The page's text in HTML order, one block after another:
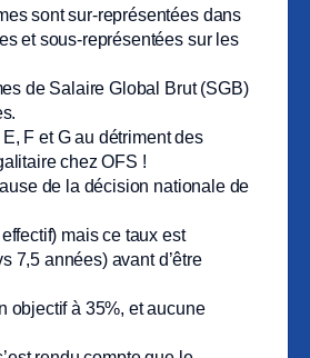
sont sur-représentées dans
et sous-représentées sur les
de Salaire Global Brut (SGB)
F et G au détriment des
chez OFS !
de la décision nationale de
mais ce taux est
7,5 années) avant d’être
objectif à 35%, et aucune